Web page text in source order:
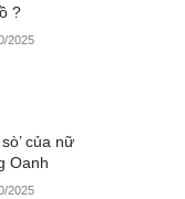
?
2025
của nữ
Oanh
2025